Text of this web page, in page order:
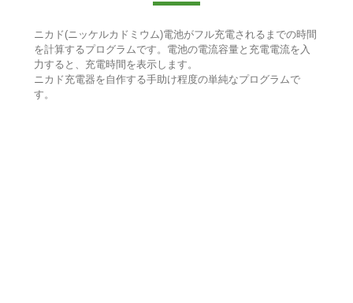
ニカド(ニッケルカドミウム)電池がフル充電されるまでの時間
を計算するプログラムです。電池の電流容量と充電電流を入
力すると、充電時間を表示します。
ニカド充電器を自作する手助け程度の単純なプログラムで
す。